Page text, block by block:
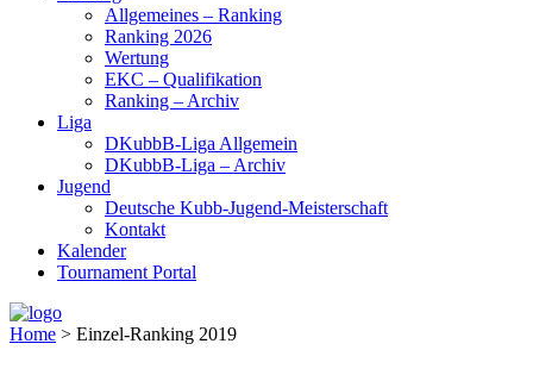
Allgemeines – Ranking
Ranking 2026
Wertung
EKC – Qualifikation
Ranking – Archiv
Liga
DKubbB-Liga Allgemein
DKubbB-Liga – Archiv
Jugend
Deutsche Kubb-Jugend-Meisterschaft
Kontakt
Kalender
Tournament Portal
Home > Einzel-Ranking 2019